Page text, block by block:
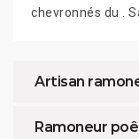
chevronnés du .
Artisan
Ramoneur